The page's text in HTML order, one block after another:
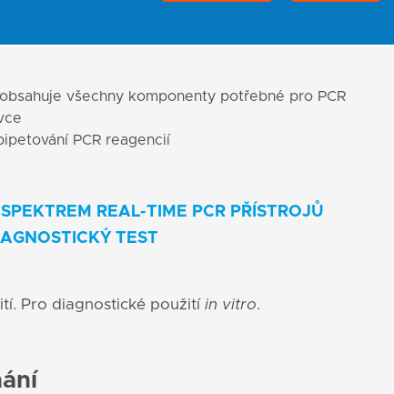
všechny komponenty potřebné pro PCR
PCR reagencií
REAL-TIME PCR PŘÍSTROJŮ
TEST
Pro diagnostické použitíin vitro.